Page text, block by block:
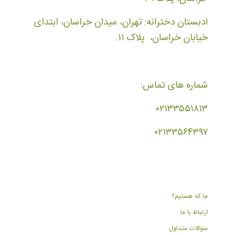
ادبستان دخترانه: تهران، میدان خراسان، ابتدای
خیابان خراسان، پلاک ۱۱.
شماره های تماس:
۰۲۱۳۳۵۵۱۸۱۳
۰۲۱۳۳۵۶۴۳۹۷
ما که هستیم؟
ارتباط با ما
سوالات متداول